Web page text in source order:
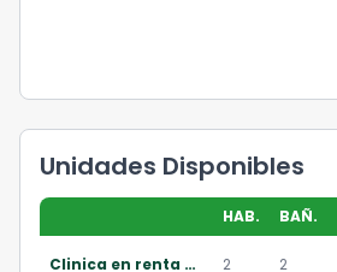
Unidades Disponibles
HAB. BAÑ.
Clinica en renta en renovati zona 10 2 2